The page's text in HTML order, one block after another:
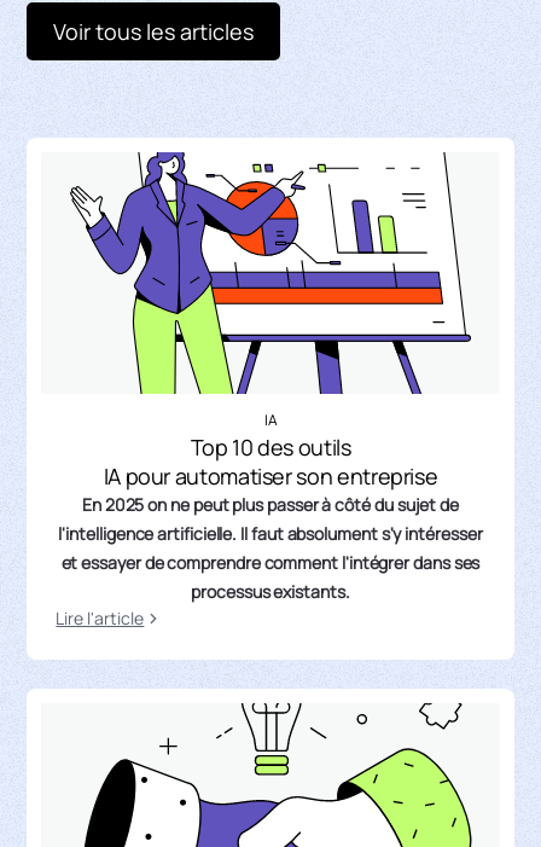
Voir tous les articles
IA
Top 10 des outils
IA pour automatiser son entreprise
En 2025 on ne peut plus passer à côté du sujet de
l'intelligence artificielle. Il faut absolument s'y intéresser
et essayer de comprendre comment l'intégrer dans ses
processus existants.
Lire l'article